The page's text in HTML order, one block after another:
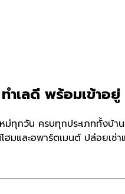
ำเลดี พร้อมเข้าอยู่
ม่ทุกวัน ครบทุกประเภททั้ง
และอพาร์ตเมนต์ ปล่อยเช่า